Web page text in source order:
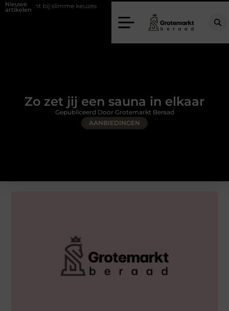
Nieuwe
artikelen
slimme keuzes Waarom kiezen voor een rijschool in Utrecht?
Zo zet jij een sauna in elkaar
AANBIEDINGEN
Gepubliceerd Door Grotemarkt Beraad